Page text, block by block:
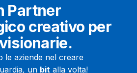
Partner
creativo per
le aziende nel creare
un bitalla volta!